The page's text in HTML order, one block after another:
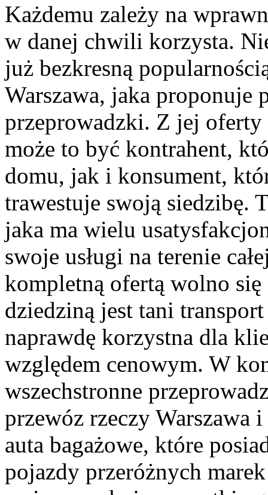
Każdemu zależy na
w danej chwili korzysta.
już bezkresną
Warszawa, jaka proponuje
przeprowadzki. Z jej oferty
może to być kontrahent,
domu, jak i konsument,
trawestuje swoją siedzibę.
jaka ma wielu
swoje usługi na terenie
kompletną ofertą wolno
dziedziną jest tani
naprawdę korzystna dla
względem cenowym. W
wszechstronne
przewóz rzeczy
auta bagażowe, które
pojazdy przeróżnych